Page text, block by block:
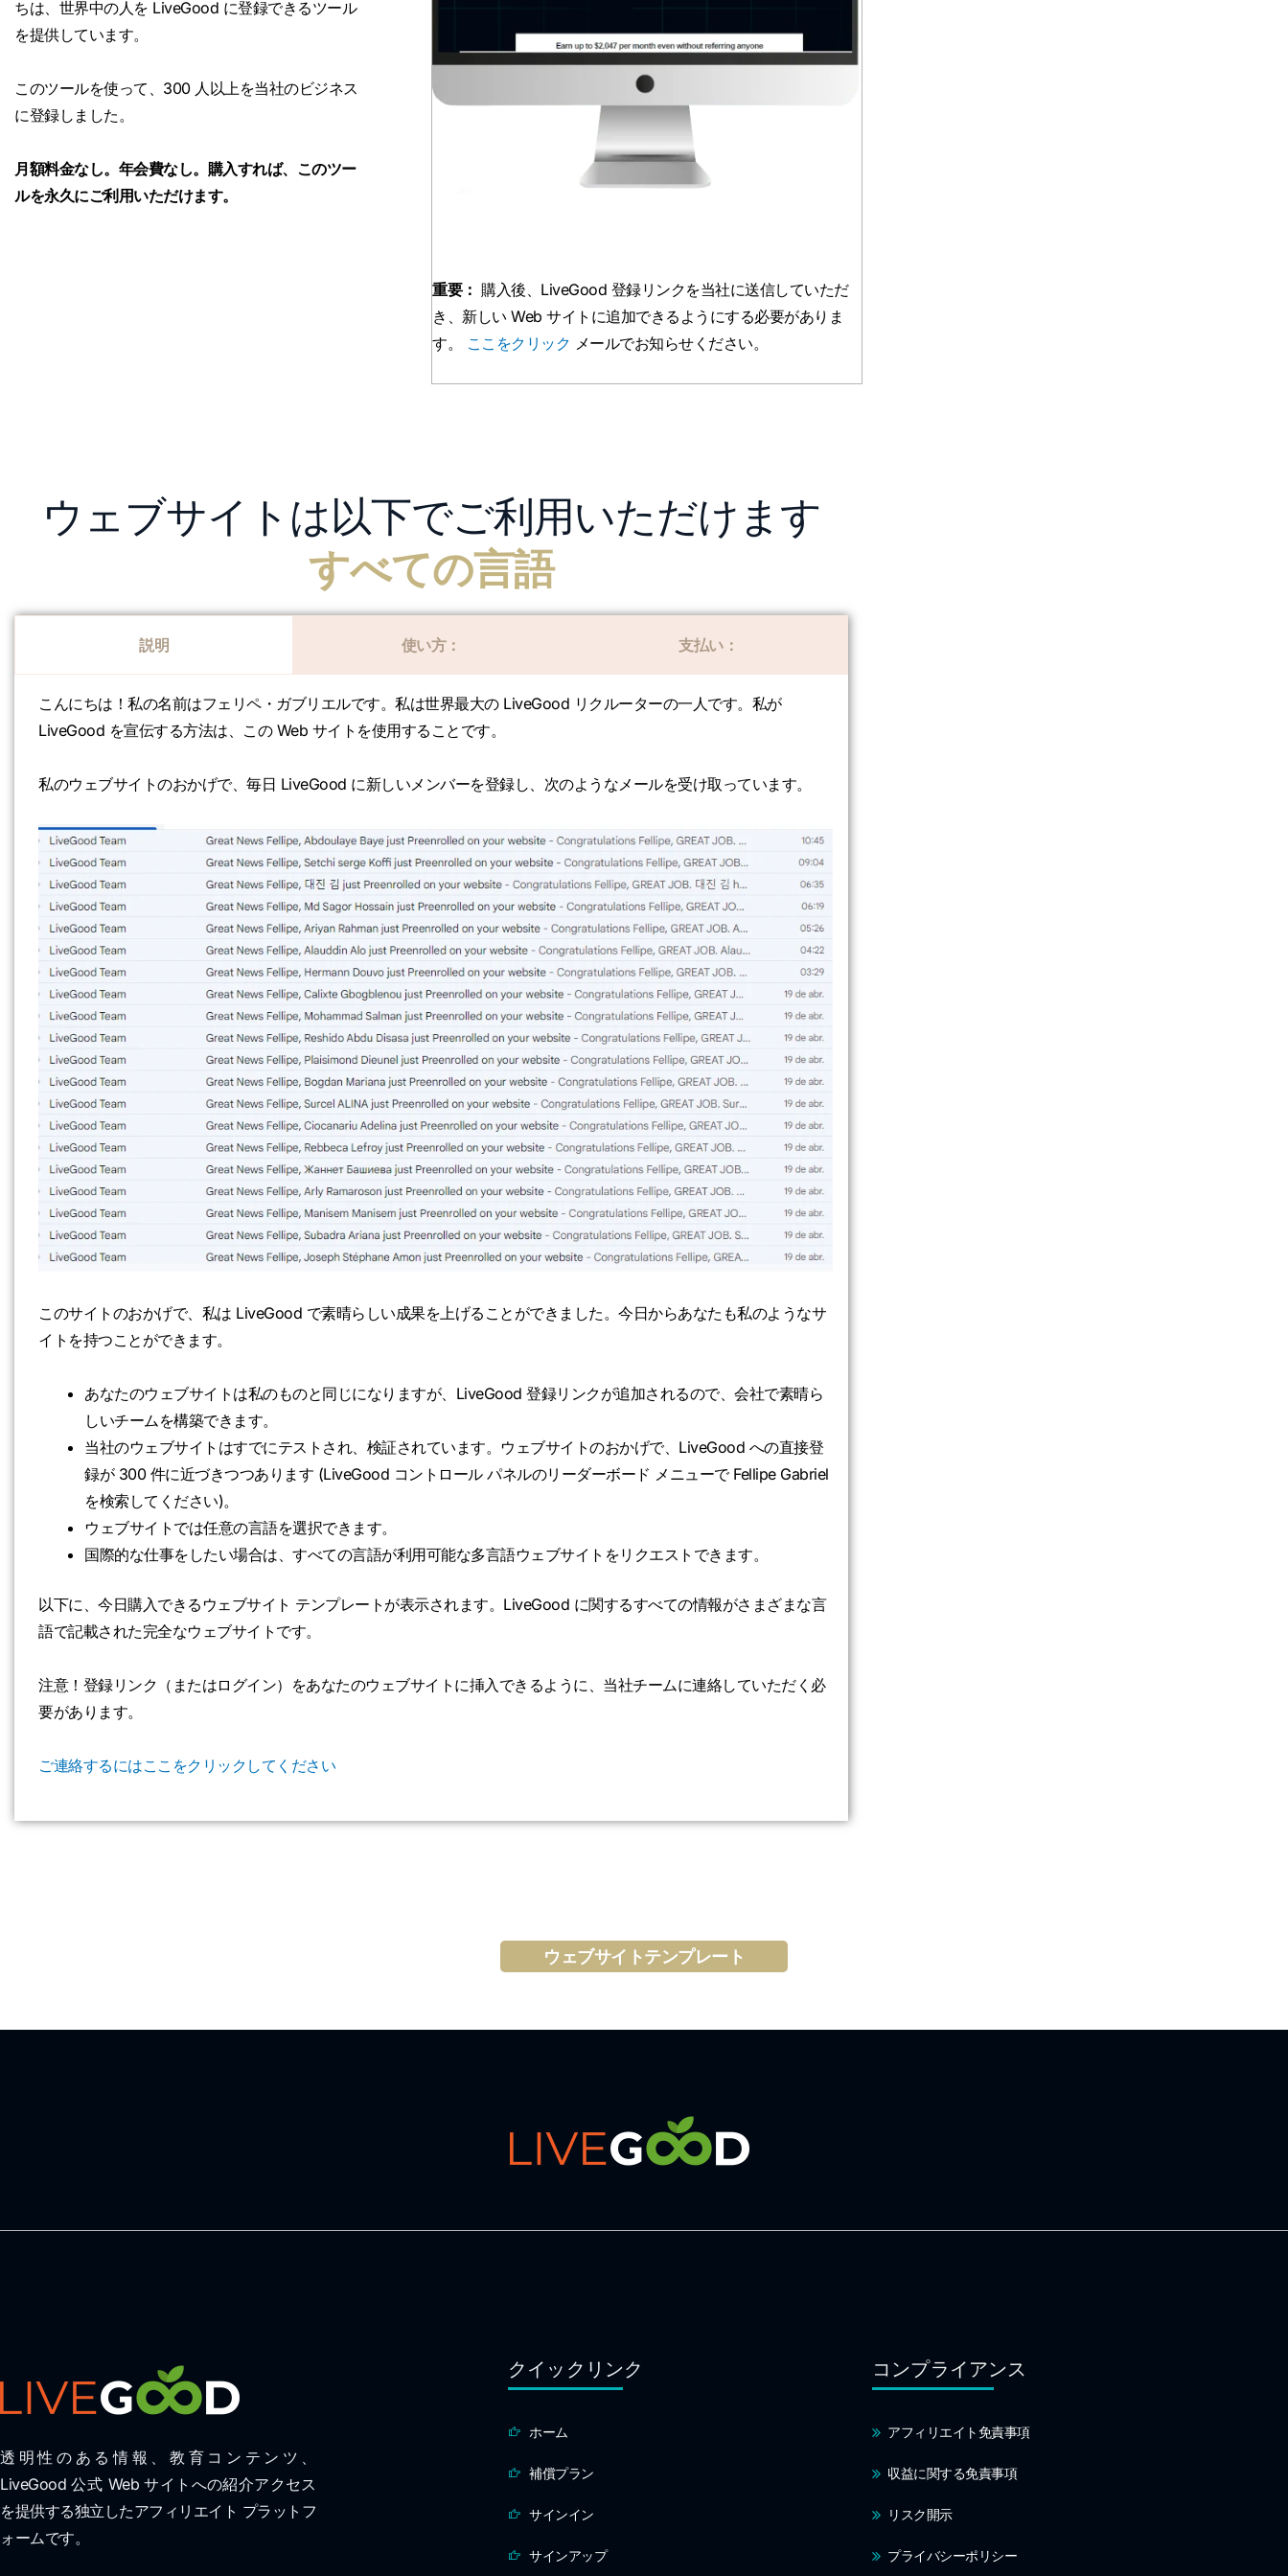
ちは、世界中の人を LiveGood に登録できるツール
を提供しています。
このツールを使って、300 人以上を当社のビジネス
に登録しました。
月額料金なし。年会費なし。購入すれば、このツー
ルを永久にご利用いただけます。
重要： 購入後、LiveGood 登録リンクを当社に送信していただ
き、新しい Web サイトに追加できるようにする必要がありま
す。
ここをクリック メールでお知らせください。
ウェブサイトは以下でご利用いただけます
すべての言語
説明 使い方： 支払い：
こんにちは！私の名前はフェリペ・ガブリエルです。私は世界最大の LiveGood リクルーターの一人です。私が
LiveGood を宣伝する方法は、この Web サイトを使用することです。
私のウェブサイトのおかげで、毎日 LiveGood に新しいメンバーを登録し、次のようなメールを受け取っています。
このサイトのおかげで、私は LiveGood で素晴らしい成果を上げることができました。今日からあなたも私のようなサ
イトを持つことができます。
あなたのウェブサイトは私のものと同じになりますが、LiveGood 登録リンクが追加されるので、会社で素晴ら
しいチームを構築できます。
当社のウェブサイトはすでにテストされ、検証されています。ウェブサイトのおかげで、LiveGood への直接登
録が 300 件に近づきつつあります (LiveGood コントロール パネルのリーダーボード メニューで Fellipe Gabriel
を検索してください)。
ウェブサイトでは任意の言語を選択できます。
国際的な仕事をしたい場合は、すべての言語が利用可能な多言語ウェブサイトをリクエストできます。
以下に、今日購入できるウェブサイト テンプレートが表示されます。LiveGood に関するすべての情報がさまざまな言
語で記載された完全なウェブサイトです。
注意！登録リンク（またはログイン）をあなたのウェブサイトに挿入できるように、当社チームに連絡していただく必
要があります。
ご連絡するにはここをクリックしてください
ウェブサイトテンプレート
透明性のある情報、教育コンテンツ、
LiveGood 公式 Web サイトへの紹介アクセス
を提供する独立したアフィリエイト プラットフ
ォームです。
クイックリンク
ホーム
補償プラン
サインイン
サインアップ
コンプライアンス
アフィリエイト免責事項
収益に関する免責事項
リスク開示
プライバシーポリシー